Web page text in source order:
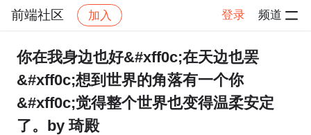
前端社区 加入 登录 频道
社区 前端社区 感慨 帖子详情
你在我身边也好&#xff0c;在天边也罢
&#xff0c;想到世界的角落有一个你
&#xff0c;觉得整个世界也变得温柔安定
了。by 琦殿